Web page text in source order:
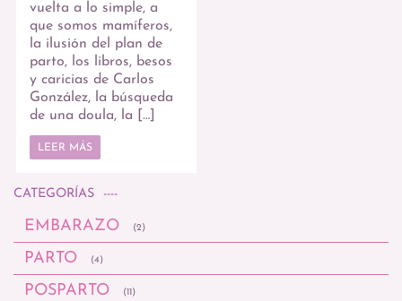
vuelta a lo simple, a
que somos mamíferos,
la ilusión del plan de
parto, los libros, besos
y caricias de Carlos
González, la búsqueda
de una doula, la […]
LEER MÁS
CATEGORÍAS
EMBARAZO (2)
PARTO (4)
POSPARTO (11)